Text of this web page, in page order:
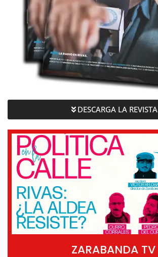
DESCARGA LA REVISTA
ZARABANDA TV